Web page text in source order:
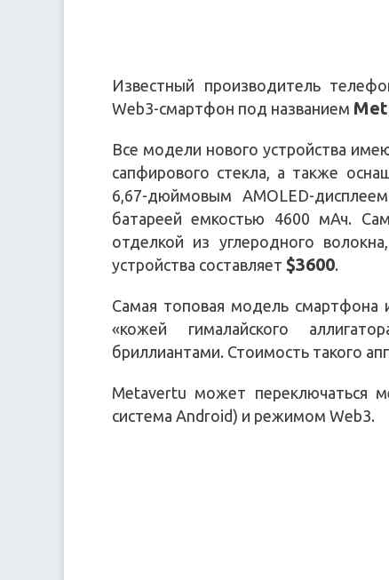
Известный производитель
Web3-смартфон под названием
Все модели нового устройства
сапфирового стекла, а также
6,67-дюймовым AMOLED-
батареей емкостью 4600 мАч.
отделкой из углеродного
устройства составляет $3600.
Самая топовая модель
«кожей гималайского
бриллиантами. Стоимость такого
Metavertu может переключаться
система Android) и режимом Web3.